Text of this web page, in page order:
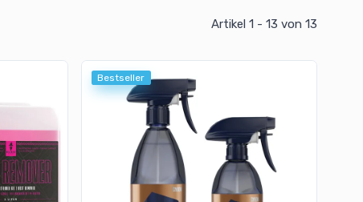
Artikel 1 - 13 von 13
Bestseller